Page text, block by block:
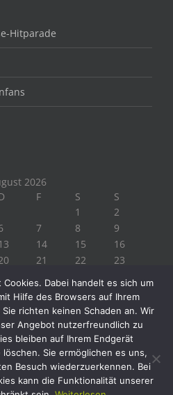
Hitparade
2026
F S
S
1
2
7 8
9
14 15
16
21 22
23
Dabei handelt es sich um
Hilfe des Browsers auf Ihrem
richten keinen Schaden an. Wir
Angebot nutzerfreundlich zu
bleiben auf Ihrem Endgerät
Sie ermöglichen es uns,
Besuch wiederzuerkennen. Bei
kann die Funktionalität unserer